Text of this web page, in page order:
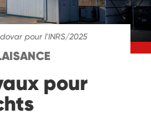
pour l'INRS/2025
pour